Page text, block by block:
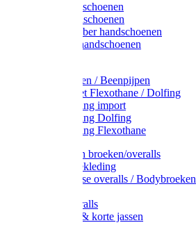
Latex handschoenen
Leren handschoenen
PVC / Rubber handschoenen
Katoenen handschoenen
Plukmouwen / Beenpijpen
Reparatieset Flexothane / Dolfing
Regenkleding import
Regenkleding Dolfing
Regenkleding Flexothane
Toebehoren broeken/overalls
Signalisatiekleding
Amerikaanse overalls / Bodybroeken
Kinderoveralls
Stofjassen & korte jassen